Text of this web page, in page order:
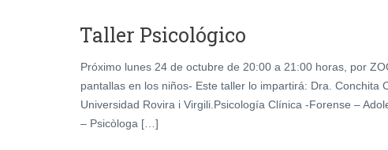
Taller Psicológico
Próximo lunes 24 de octubre de 20:00 a 21:00 horas, por
pantallas en los niños- Este taller lo impartirá: Dra. Conchita
Universidad Rovira i Virgili.Psicología Clínica -Forense –
– Psicòloga […]